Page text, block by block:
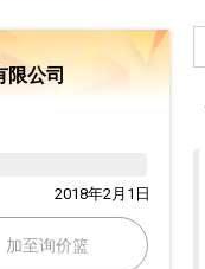
限公司
2018年2月1日
加至询价篮